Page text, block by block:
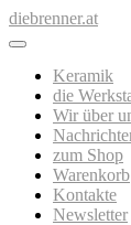
Zum
Inhalt
diebrenner.at
Keramik
die
Wir über
zum Shop
Warenkorb
Kontakte
Newsletter